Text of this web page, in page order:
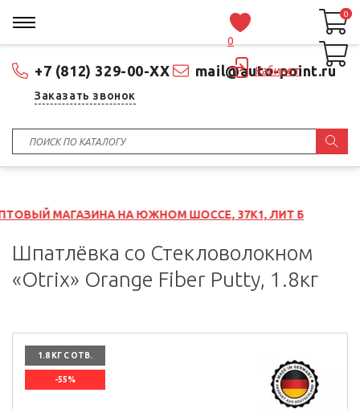
+7 (812) 329-00-XX mail@auto-point.ru
Заказать звонок
0
Кабинет
0
0
НА ЮЖНОМ ШОССЕ, 37К1, ЛИТ Б
Шпатлёвка со Стекловолокном
«Otrix» Orange Fiber Putty, 1.8кг
1.8 КГ С ОТВ.
-55%